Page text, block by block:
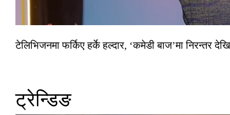
टेलिभिजनमा फर्किए हर्के हल्दार, ‘कमेडी बाज’मा निरन्तर
ट्रेन्डिङ